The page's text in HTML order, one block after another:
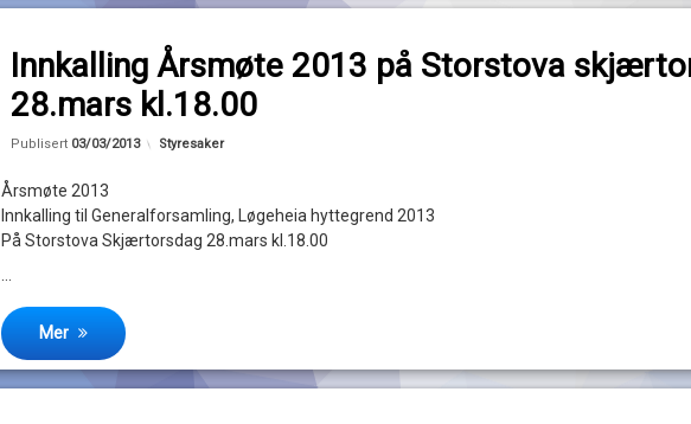
Innkalling Årsmøte 2013 på Storstova
28.mars kl.18.00
Publisert 03/03/2013
Oppdatert
Kategorier:
Styresaker
Årsmøte 2013
Innkalling til Generalforsamling, Løgeheia hyttegrend 2013
På Storstova Skjærtorsdag 28.mars kl.18.00
Mer